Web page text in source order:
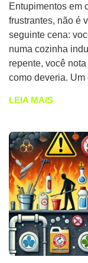
Entupimentos em
frustrantes, não é
seguinte cena:
numa cozinha
repente, você
como deveria.
LEIA MAIS